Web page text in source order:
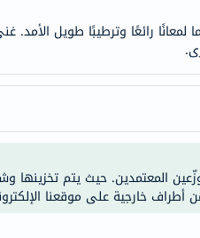
egoqv
optimumnutrition
olaplex
solaray
vitalproteins
optibac
OMRON
fino
رائعًا وترطيبًا طويل الأمد.
المعتمدين. حيث يتم
أطراف خارجية على موقعنا